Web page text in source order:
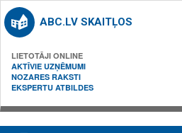
ABC.LV SKAITĻOS
LIETOTĀJI ONLINE
AKTĪVIE UZŅĒMUMI
NOZARES RAKSTI
EKSPERTU ATBILDES